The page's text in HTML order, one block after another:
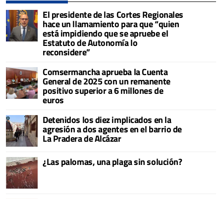
El presidente de las Cortes Regionales
hace un llamamiento para que “quien
está impidiendo que se apruebe el
Estatuto de Autonomía lo
reconsidere”
Comsermancha aprueba la Cuenta
General de 2025 con un remanente
positivo superior a 6 millones de
euros
Detenidos los diez implicados en la
agresión a dos agentes en el barrio de
La Pradera de Alcázar
¿Las palomas, una plaga sin solución?